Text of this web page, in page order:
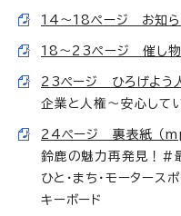
14～18ページ お知ら
18～23ページ 催し
23ページ ひろげよう
企業と人権～安心して
24ページ 裏表紙 （
鈴鹿の魅力再発見！#
ひと・まち・モータース
キーボード